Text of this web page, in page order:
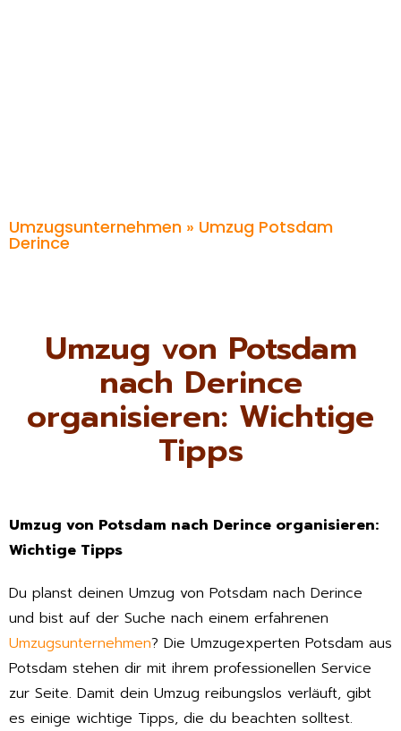
Umzugsunternehmen » Umzug Potsdam
Derince
Umzug von Potsdam
nach Derince
organisieren: Wichtige
Tipps
Umzug von Potsdam nach Derince organisieren:
Wichtige Tipps
Du planst deinen Umzug von Potsdam nach Derince
und bist auf der Suche nach einem erfahrenen
Umzugsunternehmen? Die Umzugexperten Potsdam aus
Potsdam stehen dir mit ihrem professionellen Service
zur Seite. Damit dein Umzug reibungslos verläuft, gibt
es einige wichtige Tipps, die du beachten solltest.